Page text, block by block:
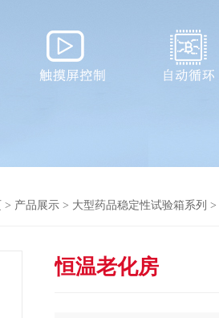
> 产品展示 > 大型药品稳定性试验箱系列 >
恒温老化房